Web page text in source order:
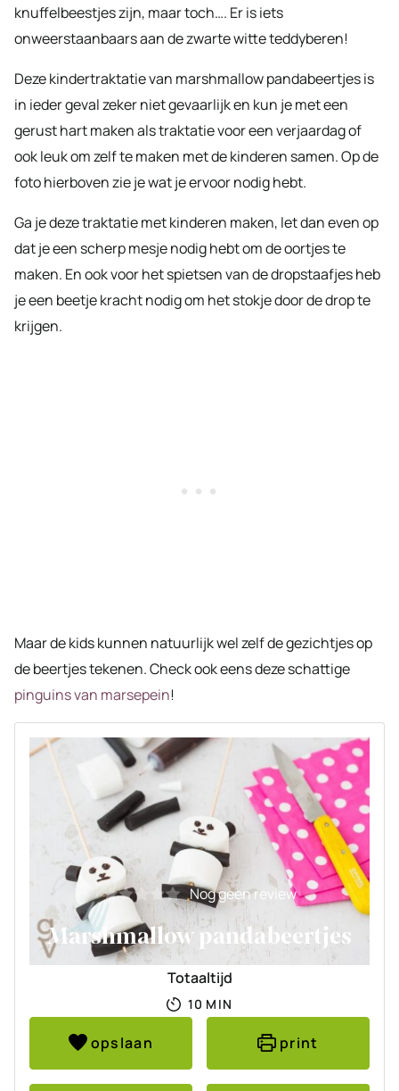
knuffelbeestjes zijn, maar toch…. Er is iets
onweerstaanbaars aan de zwarte witte teddyberen!
Deze kindertraktatie van marshmallow pandabeertjes is
in ieder geval zeker niet gevaarlijk en kun je met een
gerust hart maken als traktatie voor een verjaardag of
ook leuk om zelf te maken met de kinderen samen. Op de
foto hierboven zie je wat je ervoor nodig hebt.
Ga je deze traktatie met kinderen maken, let dan even op
dat je een scherp mesje nodig hebt om de oortjes te
maken. En ook voor het spietsen van de dropstaafjes heb
je een beetje kracht nodig om het stokje door de drop te
krijgen.
Maar de kids kunnen natuurlijk wel zelf de gezichtjes op
de beertjes tekenen. Check ook eens deze schattige
pinguins van marsepein!
Nog geen review
Marshmallow pandabeertjes
Totaaltijd
10 MINUTEN
MIN
opslaan print